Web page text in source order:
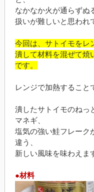
なかなか火が通らずぬ
扱いが難しいと思われ
今回は、サトイモをレ
潰して材料を混ぜて焼
です。
レンジで加熱すること
潰したサトイモのねっ
マネギ、
塩気の強い鮭フレーク
違う、
新しい風味を味わえま
●材料